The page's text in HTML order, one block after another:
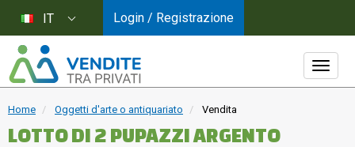
Home Oggetti d'arte o antiquariato Vendita
LOTTO DI 2 PUPAZZI ARGENTO
IT Login / Registrazione